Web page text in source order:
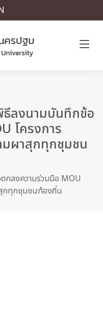
ลงนามบันทึกข้อ
โครงการ
ผาสุกทุกชุมชน
กลงความร่วมมือ MOU
กทุกชุมชนท้องถิ่น